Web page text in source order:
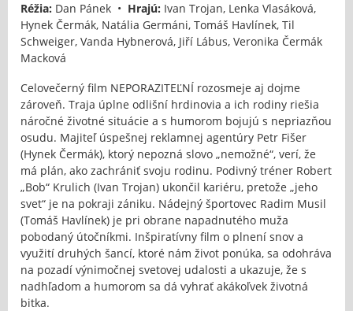
Réžia: Dan Pánek • Hrajú: Ivan Trojan, Lenka Vlasáková,
Hynek Čermák, Natália Germáni, Tomáš Havlínek, Til
Schweiger, Vanda Hybnerová, Jiří Lábus, Veronika Čermák
Macková
Celovečerný film NEPORAZITEĽNÍ rozosmeje aj dojme
zároveň. Traja úplne odlišní hrdinovia a ich rodiny riešia
náročné životné situácie a s humorom bojujú s nepriazňou
osudu. Majiteľ úspešnej reklamnej agentúry Petr Fišer
(Hynek Čermák), ktorý nepozná slovo „nemožné“, verí, že
má plán, ako zachrániť svoju rodinu. Podivný tréner Robert
„Bob“ Krulich (Ivan Trojan) ukončil kariéru, pretože „jeho
svet“ je na pokraji zániku. Nádejný športovec Radim Musil
(Tomáš Havlínek) je pri obrane napadnutého muža
pobodaný útočníkmi. Inšpiratívny film o plnení snov a
využití druhých šancí, ktoré nám život ponúka, sa odohráva
na pozadí výnimočnej svetovej udalosti a ukazuje, že s
nadhľadom a humorom sa dá vyhrať akákoľvek životná
bitka.